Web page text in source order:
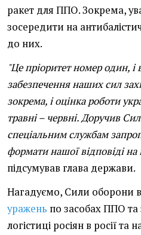
ракет для ППО. Зокрема,
зосередити на
до них.
"Це пріоритет номер один, і
забезпечення наших сил
зокрема, і оцінка роботи
травні – червні. Доручив
спеціальним службам
формати нашої відповіді на
підсумував глава держави.
Нагадуємо, Сили оборони
уражень по засобах ППО та
логістиці росіян в росії